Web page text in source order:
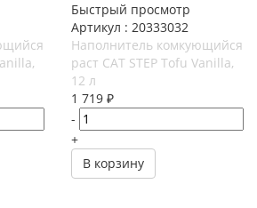
Быстрый просмотр
Артикул : 20333032
Наполнитель комкующийся
раст CAT STEP Tofu Vanilla,
12 л
1 719 ₽
-
+
В корзину